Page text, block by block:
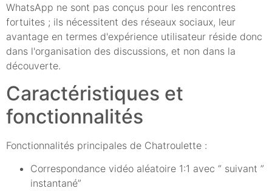
WhatsApp ne sont pas conçus pour les rencontres
fortuites ; ils nécessitent des réseaux sociaux, leur
avantage en termes d'expérience utilisateur réside donc
dans l'organisation des discussions, et non dans la
découverte.
Caractéristiques et
fonctionnalités
Fonctionnalités principales de Chatroulette :
Correspondance vidéo aléatoire 1:1 avec “ suivant ”
instantané”